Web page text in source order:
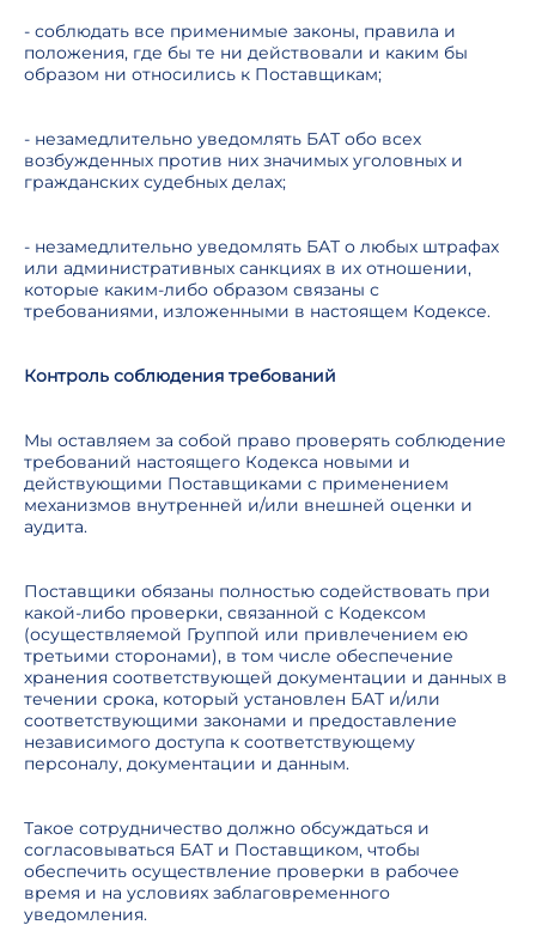
- соблюдать все применимые законы, правила и
положения, где бы те ни действовали и каким бы
образом ни относились к Поставщикам;
- незамедлительно уведомлять БАТ обо всех
возбужденных против них значимых уголовных и
гражданских судебных делах;
- незамедлительно уведомлять БАТ о любых штрафах
или административных санкциях в их отношении,
которые каким-либо образом связаны с
требованиями, изложенными в настоящем Кодексе.
Контроль соблюдения требований
Мы оставляем за собой право проверять соблюдение
требований настоящего Кодекса новыми и
действующими Поставщиками с применением
механизмов внутренней и/или внешней оценки и
аудита.
Поставщики обязаны полностью содействовать при
какой-либо проверки, связанной с Кодексом
(осуществляемой Группой или привлечением ею
третьими сторонами), в том числе обеспечение
хранения соответствующей документации и данных в
течении срока, который установлен БАТ и/или
соответствующими законами и предоставление
независимого доступа к соответствующему
персоналу, документации и данным.
Такое сотрудничество должно обсуждаться и
согласовываться БАТ и Поставщиком, чтобы
обеспечить осуществление проверки в рабочее
время и на условиях заблаговременного
уведомления.